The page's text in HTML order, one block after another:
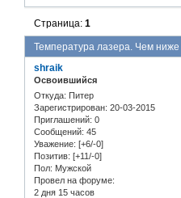
Температура лазера. Чем
Страница:1
shraik
Освоившийся
Откуда: Питер
Зарегистрирован: 20-03-2015
Приглашений: 0
Сообщений: 45
Уважение: [+6/-0]
Позитив: [+11/-0]
Пол: Мужской
Провел на форуме:
2 дня 15 часов